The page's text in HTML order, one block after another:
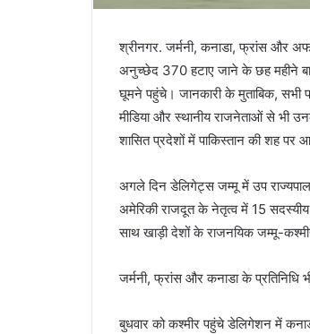
श्रीनगर. जर्मनी, कनाडा, फ्रांस और
अनुच्छेद 370 हटाए जाने के छह महीने
घूमने पहुंचे। जानकारी के मुताबिक, सभी
मीडिया और स्थानीय राजनेताओं से भी
शासित प्रदेशों में पाकिस्तान की शह पर
अगले दिन डेलिगेट्स जम्मू में उप
अमेरिकी राजदूत के नेतृत्व में 15 सदस्यीय
साथ खाड़ी देशों के राजनयिक जम्मू-
जर्मनी, फ्रांस और कनाडा के प्रतिनिधि
बुधवार को कश्मीर पहुंचे डेलिगेशन में